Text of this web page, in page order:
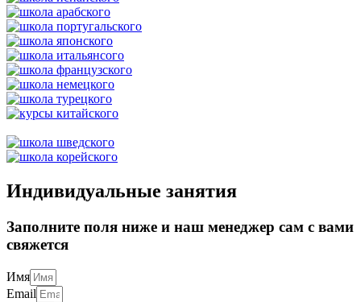
Индивидуальные занятия
Заполните поля ниже и наш менеджер сам с вами
свяжется
Имя
Email